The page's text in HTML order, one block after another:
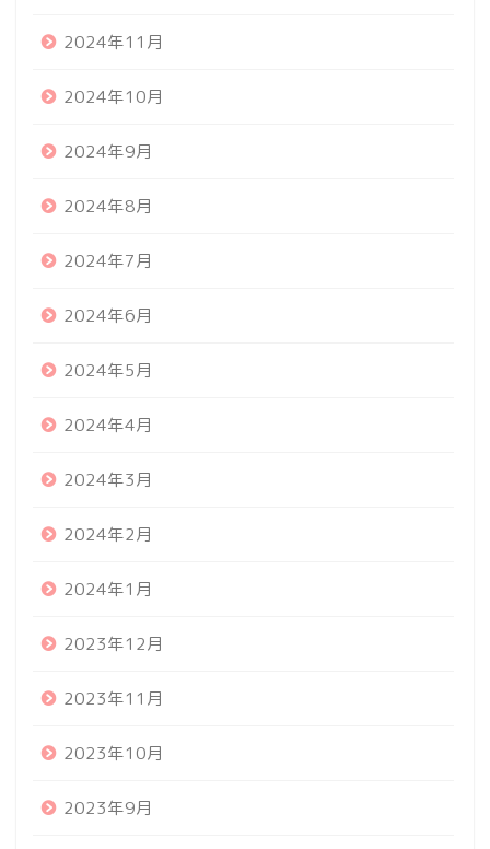
2024年11月
2024年10月
2024年9月
2024年8月
2024年7月
2024年6月
2024年5月
2024年4月
2024年3月
2024年2月
2024年1月
2023年12月
2023年11月
2023年10月
2023年9月